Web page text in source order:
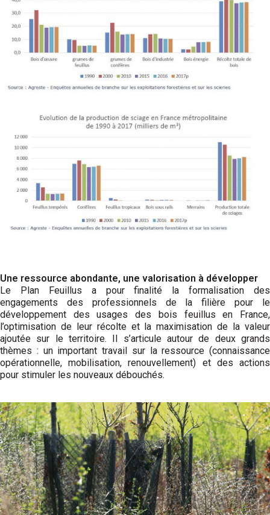
Une ressource abondante, une valorisation à développer
Le Plan Feuillus a pour finalité la formalisation des
engagements des professionnels de la filière pour le
développement des usages des bois feuillus en France,
l’optimisation de leur récolte et la maximisation de la valeur
ajoutée sur le territoire. Il s’articule autour de deux grands
thèmes : un important travail sur la ressource (connaissance
opérationnelle, mobilisation, renouvellement) et des actions
pour stimuler les nouveaux débouchés.